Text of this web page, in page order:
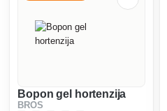
Bopon gel hortenzija
BROS